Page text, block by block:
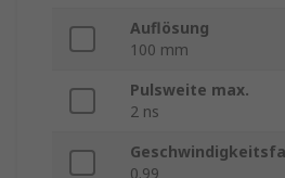
Auflösung
100 mm
Pulsweite max.
2 ns
0.99